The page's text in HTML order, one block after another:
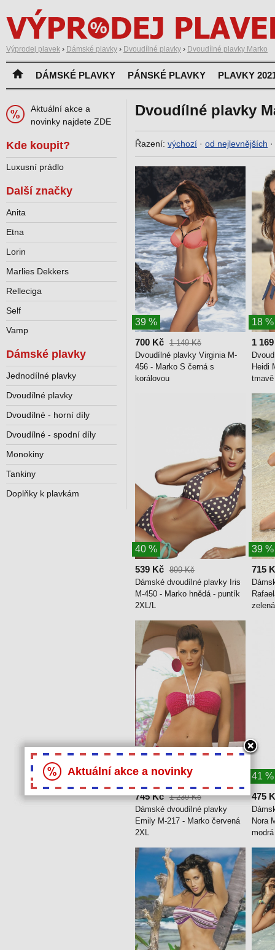
Výprodej plavek › Dámské plavky › Dvoudílné plavky › Dvoudílné plavky Marko
DÁMSKÉ PLAVKY PÁNSKÉ PLAVKY PLAVKY
Dvoudílné plavky
Řazení: výchozí · od nejlevnějších ·
39 %
700 Kč 1 149 Kč
Dvoudílné plavky Virginia M-
456 - Marko S černá s
korálovou
18 %
1
Heidi
40 %
539 Kč 899 Kč
Dámské dvoudílné plavky Iris
M-450 - Marko hnědá - puntík
2XL/L
39 %
715
40 %
745 Kč 1 239 Kč
Dámské dvoudílné plavky
Emily M-217 - Marko červená
2XL
41 %
475
Nora
modrá
Aktuální akce a
novinky najdete ZDE
Kde koupit?
Luxusní prádlo
Další značky
Anita
Etna
Lorin
Marlies Dekkers
Relleciga
Self
Vamp
Dámské plavky
Jednodílné plavky
Dvoudílné plavky
Dvoudílné - horní díly
Dvoudílné - spodní díly
Monokiny
Tankiny
Doplňky k plavkám
Aktuální akce a novinky